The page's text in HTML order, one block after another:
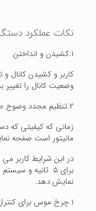
نکات عملکرد
1.کشیدن و انداختن
کاربر و کشیدن کانال
وضعیت کانال را تغییر
2.تنظیم مجدد وضوح صفحه نمایش
مانیتور است صفحه
در این شرایط کاربر
برای 5 ثانیه و
نمایش دهد.
1.چرخ موس برای کنترل زوم